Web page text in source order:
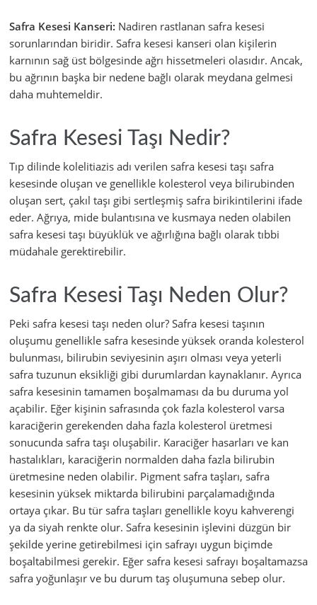
Safra Kesesi Kanseri: Nadiren rastlanan safra kesesi
sorunlarından biridir. Safra kesesi kanseri olan kişilerin
karnının sağ üst bölgesinde ağrı hissetmeleri olasıdır. Ancak,
bu ağrının başka bir nedene bağlı olarak meydana gelmesi
daha muhtemeldir.
Safra Kesesi Taşı Nedir?
Tıp dilinde kolelitiazis adı verilen safra kesesi taşı safra
kesesinde oluşan ve genellikle kolesterol veya bilirubinden
oluşan sert, çakıl taşı gibi sertleşmiş safra birikintilerini ifade
eder. Ağrıya, mide bulantısına ve kusmaya neden olabilen
safra kesesi taşı büyüklük ve ağırlığına bağlı olarak tıbbi
müdahale gerektirebilir.
Safra Kesesi Taşı Neden Olur?
Peki safra kesesi taşı neden olur? Safra kesesi taşının
oluşumu genellikle safra kesesinde yüksek oranda kolesterol
bulunması, bilirubin seviyesinin aşırı olması veya yeterli
safra tuzunun eksikliği gibi durumlardan kaynaklanır. Ayrıca
safra kesesinin tamamen boşalmaması da bu duruma yol
açabilir. Eğer kişinin safrasında çok fazla kolesterol varsa
karaciğerin gerekenden daha fazla kolesterol üretmesi
sonucunda safra taşı oluşabilir. Karaciğer hasarları ve kan
hastalıkları, karaciğerin normalden daha fazla bilirubin
üretmesine neden olabilir. Pigment safra taşları, safra
kesesinin yüksek miktarda bilirubini parçalamadığında
ortaya çıkar. Bu tür safra taşları genellikle koyu kahverengi
ya da siyah renkte olur. Safra kesesinin işlevini düzgün bir
şekilde yerine getirebilmesi için safrayı uygun biçimde
boşaltabilmesi gerekir. Eğer safra kesesi safrayı boşaltamazsa
safra yoğunlaşır ve bu durum taş oluşumuna sebep olur.